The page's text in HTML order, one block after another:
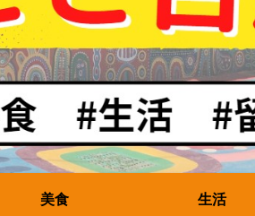
美食 生活